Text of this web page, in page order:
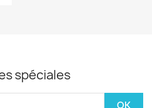
spéciales